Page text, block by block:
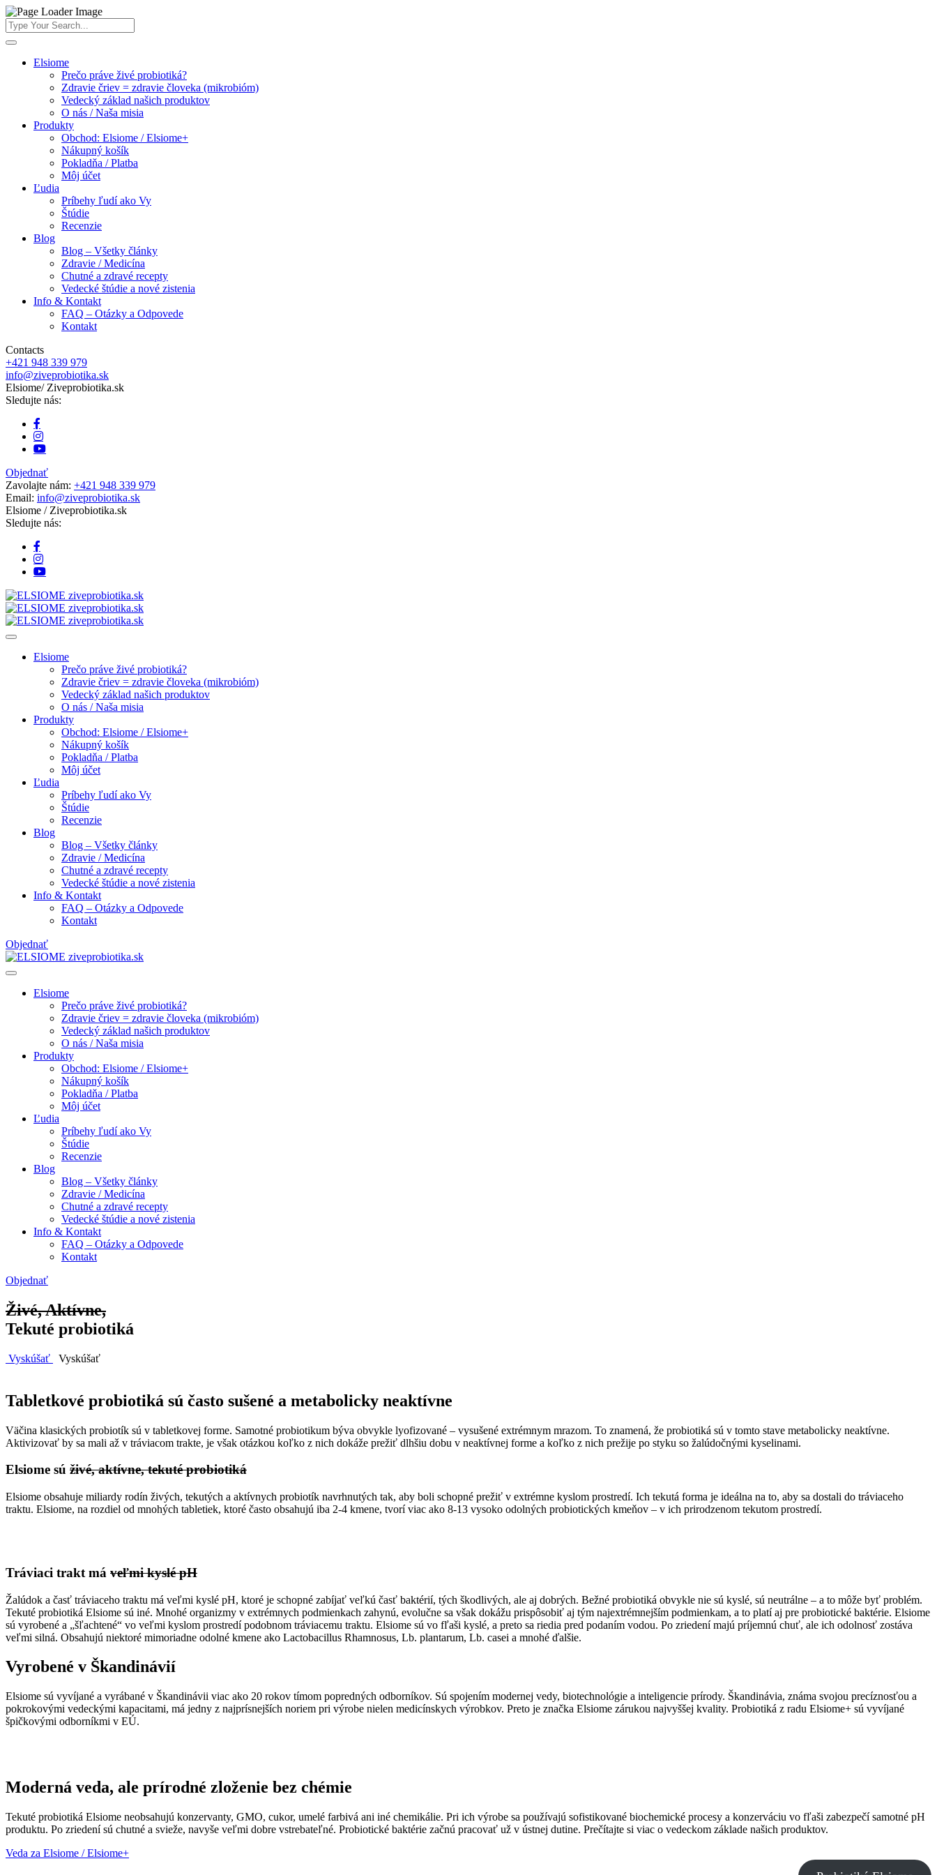
Elsiome
Prečo práve živé probiotiká?
Zdravie čriev = zdravie človeka (mikrobióm)
Vedecký základ našich produktov
O nás / Naša misia
Produkty
Obchod: Elsiome / Elsiome+
Nákupný košík
Pokladňa / Platba
Môj účet
Ľudia
Príbehy ľudí ako Vy
Štúdie
Recenzie
Blog
Blog – Všetky články
Zdravie / Medicína
Chutné a zdravé recepty
Vedecké štúdie a nové zistenia
Info & Kontakt
FAQ – Otázky a Odpovede
Kontakt
Contacts
+421 948 339 979
info@ziveprobiotika.sk
Elsiome/ Ziveprobiotika.sk
Sledujte nás:
Objednať
Zavolajte nám: +421 948 339 979
Email: info@ziveprobiotika.sk
Elsiome / Ziveprobiotika.sk
Sledujte nás:
Elsiome
Prečo práve živé probiotiká?
Zdravie čriev = zdravie človeka (mikrobióm)
Vedecký základ našich produktov
O nás / Naša misia
Produkty
Obchod: Elsiome / Elsiome+
Nákupný košík
Pokladňa / Platba
Môj účet
Ľudia
Príbehy ľudí ako Vy
Štúdie
Recenzie
Blog
Blog – Všetky články
Zdravie / Medicína
Chutné a zdravé recepty
Vedecké štúdie a nové zistenia
Info & Kontakt
FAQ – Otázky a Odpovede
Kontakt
Objednať
Elsiome
Prečo práve živé probiotiká?
Zdravie čriev = zdravie človeka (mikrobióm)
Vedecký základ našich produktov
O nás / Naša misia
Produkty
Obchod: Elsiome / Elsiome+
Nákupný košík
Pokladňa / Platba
Môj účet
Ľudia
Príbehy ľudí ako Vy
Štúdie
Recenzie
Blog
Blog – Všetky články
Zdravie / Medicína
Chutné a zdravé recepty
Vedecké štúdie a nové zistenia
Info & Kontakt
FAQ – Otázky a Odpovede
Kontakt
Objednať
Živé, Aktívne,
Tekuté probiotiká
Vyskúšať Vyskúšať
Tabletkové probiotiká sú často sušené a metabolicky neaktívne
Väčina klasických probiotík sú v tabletkovej forme. Samotné probiotikum býva obvykle lyofizované – vysušené extrémnym mrazom. To znamená, že probiotiká sú v tomto stave metabolicky neaktívne.
Aktivizovať by sa mali až v tráviacom trakte, je však otázkou koľko z nich dokáže prežiť dlhšiu dobu v neaktívnej forme a koľko z nich prežije po styku so žalúdočnými kyselinami.
Elsiome sú živé, aktívne, tekuté probiotiká
Elsiome obsahuje miliardy rodín živých, tekutých a aktívnych probiotík navrhnutých tak, aby boli schopné prežiť v extrémne kyslom prostredí. Ich tekutá forma je ideálna na to, aby sa dostali do tráviaceho
traktu. Elsiome, na rozdiel od mnohých tabletiek, ktoré často obsahujú iba 2-4 kmene, tvorí viac ako 8-13 vysoko odolných probiotických kmeňov – v ich prirodzenom tekutom prostredí.
Tráviaci trakt má veľmi kyslé pH
Žalúdok a časť tráviaceho traktu má veľmi kyslé pH, ktoré je schopné zabíjať veľkú časť baktérií, tých škodlivých, ale aj dobrých. Bežné probiotiká obvykle nie sú kyslé, sú neutrálne – a to môže byť problém.
Tekuté probiotiká Elsiome sú iné. Mnohé organizmy v extrémnych podmienkach zahynú, evolučne sa však dokážu prispôsobiť aj tým najextrémnejším podmienkam, a to platí aj pre probiotické baktérie. Elsiome
sú vyrobené a „šľachtené“ vo veľmi kyslom prostredí podobnom tráviacemu traktu. Elsiome sú vo fľaši kyslé, a preto sa riedia pred podaním vodou. Po zriedení majú príjemnú chuť, ale ich odolnosť zostáva
veľmi silná. Obsahujú niektoré mimoriadne odolné kmene ako Lactobacillus Rhamnosus, Lb. plantarum, Lb. casei a mnohé ďalšie.
Vyrobené v Škandinávií
Elsiome sú vyvíjané a vyrábané v Škandinávii viac ako 20 rokov tímom popredných odborníkov. Sú spojením modernej vedy, biotechnológie a inteligencie prírody. Škandinávia, známa svojou precíznosťou a
pokrokovými vedeckými kapacitami, má jedny z najprísnejších noriem pri výrobe nielen medicínskych výrobkov. Preto je značka Elsiome zárukou najvyššej kvality. Probiotiká z radu Elsiome+ sú vyvíjané
špičkovými odborníkmi v EÚ.
Moderná veda, ale prírodné zloženie bez chémie
Tekuté probiotiká Elsiome neobsahujú konzervanty, GMO, cukor, umelé farbivá ani iné chemikálie. Pri ich výrobe sa používajú sofistikované biochemické procesy a konzerváciu vo fľaši zabezpečí samotné pH
produktu. Po zriedení sú chutné a svieže, navyše veľmi dobre vstrebateľné. Probiotické baktérie začnú pracovať už v ústnej dutine. Prečítajte si viac o vedeckom základe našich produktov.
Veda za Elsiome / Elsiome+